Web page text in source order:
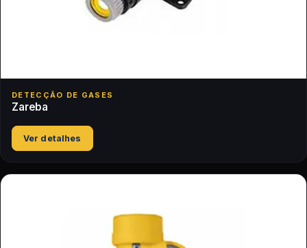
DETECÇÃO DE GASES
Zareba
Ver detalhes